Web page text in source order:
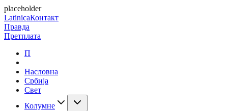
placeholder
LatinicaКонтакт
Правда
Претплата
П
Насловна
Србија
Свет
Колумне